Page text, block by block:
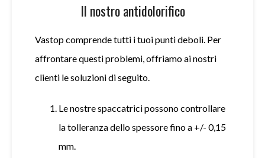
Il nostro antidolorifico
Vastopcomprende tutti i tuoi punti deboli. Per
affrontare questi problemi, offriamo ai nostri
clienti le soluzioni di seguito.
Le nostre spaccatrici possono controllare
la tolleranza dello spessore fino a +/- 0,15
mm.